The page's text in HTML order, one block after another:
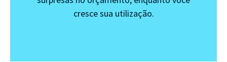
cresce sua utilização.